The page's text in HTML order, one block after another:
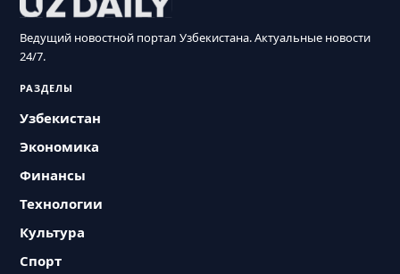
Ведущий новостной портал Узбекистана. Актуальные новости
24/7.
РАЗДЕЛЫ
Узбекистан
Экономика
Финансы
Технологии
Культура
Спорт